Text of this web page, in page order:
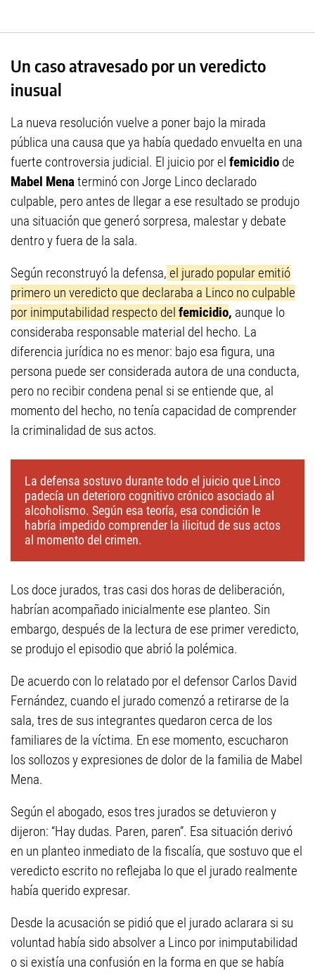
Un caso atravesado por un veredicto
inusual
La nueva resolución vuelve a poner bajo la mirada
pública una causa que ya había quedado envuelta en una
fuerte controversia judicial. El juicio por el femicidio de
Mabel Menaterminó con Jorge Linco declarado
culpable, pero antes de llegar a ese resultado se produjo
una situación que generó sorpresa, malestar y debate
dentro y fuera de la sala.
Según reconstruyó la defensa, el jurado popular emitió
primero un veredicto que declaraba a Linco no culpable
por inimputabilidad respecto del femicidio, aunque lo
consideraba responsable material del hecho. La
diferencia jurídica no es menor: bajo esa figura, una
persona puede ser considerada autora de una conducta,
pero no recibir condena penal si se entiende que, al
momento del hecho, no tenía capacidad de comprender
la criminalidad de sus actos.
La defensa sostuvo durante todo el juicio que Linco
padecía un deterioro cognitivo crónico asociado al
alcoholismo. Según esa teoría, esa condición le
habría impedido comprender la ilicitud de sus actos
al momento del crimen.
Los doce jurados, tras casi dos horas de deliberación,
habrían acompañado inicialmente ese planteo. Sin
embargo, después de la lectura de ese primer veredicto,
se produjo el episodio que abrió la polémica.
De acuerdo con lo relatado por el defensor Carlos David
Fernández, cuando el jurado comenzó a retirarse de la
sala, tres de sus integrantes quedaron cerca de los
familiares de la víctima. En ese momento, escucharon
los sollozos y expresiones de dolor de la familia de Mabel
Mena.
Según el abogado, esos tres jurados se detuvieron y
dijeron: “Hay dudas. Paren, paren”. Esa situación derivó
en un planteo inmediato de la fiscalía, que sostuvo que el
veredicto escrito no reflejaba lo que el jurado realmente
había querido expresar.
Desde la acusación se pidió que el jurado aclarara si su
voluntad había sido absolver a Linco por inimputabilidad
o si existía una confusión en la forma en que se había